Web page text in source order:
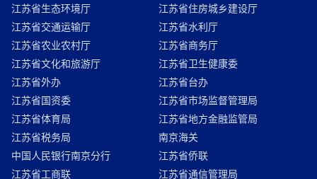
江苏省生态环境厅
江苏省住房城乡建设厅
江苏省交通运输厅
江苏省水利厅
江苏省农业农村厅
江苏省商务厅
江苏省文化和旅游厅
江苏省卫生健康委
江苏省外办
江苏省台办
江苏省国资委
江苏省市场监督管理局
江苏省体育局
江苏省地方金融监管局
江苏省税务局
南京海关
中国人民银行南京分行
江苏省侨联
江苏省工商联
江苏省通信管理局